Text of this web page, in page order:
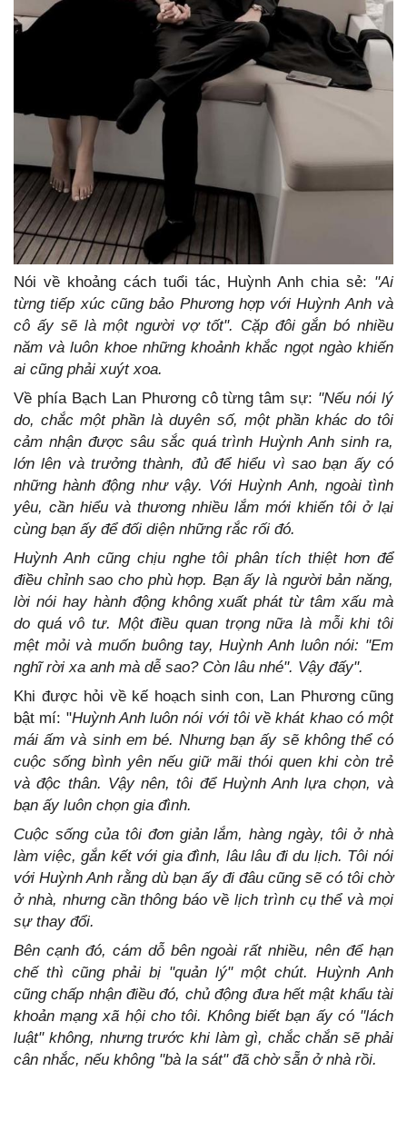
Nói về khoảng cách tuổi tác, Huỳnh Anh chia sẻ: "Ai
từng tiếp xúc cũng bảo Phương hợp với Huỳnh Anh và
cô ấy sẽ là một người vợ tốt". Cặp đôi gắn bó nhiều
năm và luôn khoe những khoảnh khắc ngọt ngào khiến
ai cũng phải xuýt xoa.
Về phía Bạch Lan Phương cô từng tâm sự: "Nếu nói lý
do, chắc một phần là duyên số, một phần khác do tôi
cảm nhận được sâu sắc quá trình Huỳnh Anh sinh ra,
lớn lên và trưởng thành, đủ để hiểu vì sao bạn ấy có
những hành động như vậy. Với Huỳnh Anh, ngoài tình
yêu, cần hiểu và thương nhiều lắm mới khiến tôi ở lại
cùng bạn ấy để đối diện những rắc rối đó.
Huỳnh Anh cũng chịu nghe tôi phân tích thiệt hơn để
điều chỉnh sao cho phù hợp. Bạn ấy là người bản năng,
lời nói hay hành động không xuất phát từ tâm xấu mà
do quá vô tư. Một điều quan trọng nữa là mỗi khi tôi
mệt mỏi và muốn buông tay, Huỳnh Anh luôn nói: "Em
nghĩ rời xa anh mà dễ sao? Còn lâu nhé". Vậy đấy".
Khi được hỏi về kế hoạch sinh con, Lan Phương cũng
bật mí: "Huỳnh Anh luôn nói với tôi về khát khao có một
mái ấm và sinh em bé. Nhưng bạn ấy sẽ không thể có
cuộc sống bình yên nếu giữ mãi thói quen khi còn trẻ
và độc thân. Vậy nên, tôi để Huỳnh Anh lựa chọn, và
bạn ấy luôn chọn gia đình.
Cuộc sống của tôi đơn giản lắm, hàng ngày, tôi ở nhà
làm việc, gắn kết với gia đình, lâu lâu đi du lịch. Tôi nói
với Huỳnh Anh rằng dù bạn ấy đi đâu cũng sẽ có tôi chờ
ở nhà, nhưng cần thông báo về lịch trình cụ thể và mọi
sự thay đổi.
Bên cạnh đó, cám dỗ bên ngoài rất nhiều, nên để hạn
chế thì cũng phải bị "quản lý" một chút. Huỳnh Anh
cũng chấp nhận điều đó, chủ động đưa hết mật khẩu tài
khoản mạng xã hội cho tôi. Không biết bạn ấy có "lách
luật" không, nhưng trước khi làm gì, chắc chắn sẽ phải
cân nhắc, nếu không "bà la sát" đã chờ sẵn ở nhà rồi.